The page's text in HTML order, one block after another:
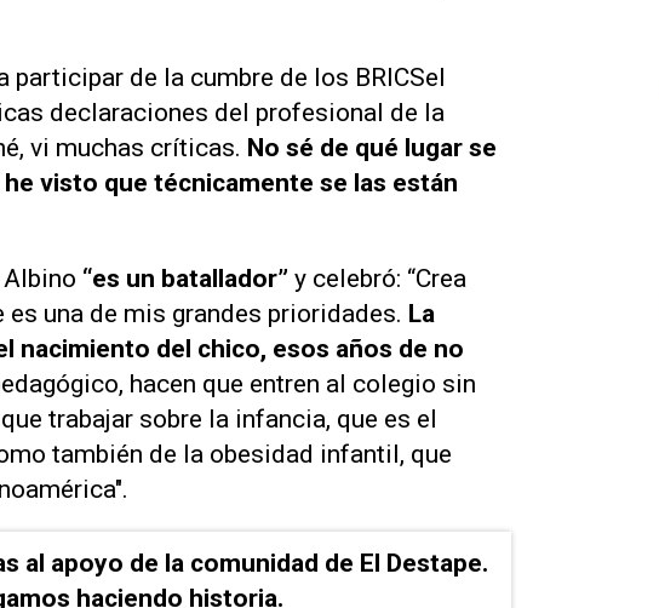
participar de la cumbre de los BRICSel
declaraciones del profesional de la
vi muchas críticas. No sé de qué lugar se
visto que técnicamente se las están
“es un batallador” y celebró: “Crea
una de mis grandes prioridades. La
nacimiento del chico, esos años de no
hacen que entren al colegio sin
trabajar sobre la infancia, que es el
también de la obesidad infantil, que
al apoyo de la comunidad de El Destape.
haciendo historia.